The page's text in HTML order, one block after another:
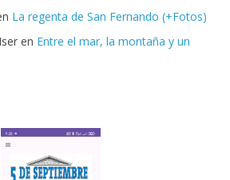
La regenta de San Fernando (+Fotos)
en Entre el mar, la montaña y un